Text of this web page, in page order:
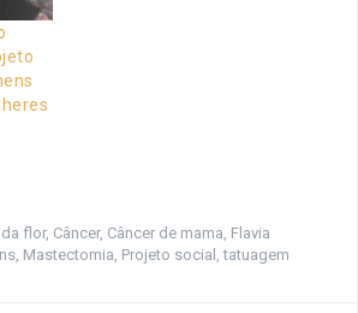
flor, Câncer, Câncer de mama, Flavia
, Mastectomia, Projeto social ,tatuagem